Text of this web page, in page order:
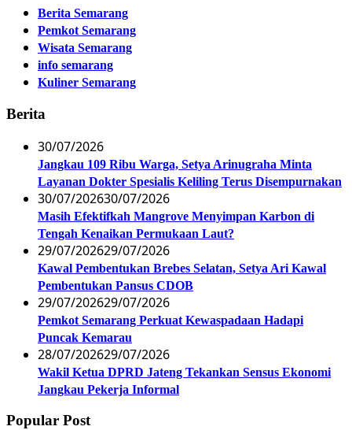
Berita Semarang
Pemkot Semarang
Wisata Semarang
info semarang
Kuliner Semarang
Berita
30/07/2026
Jangkau 109 Ribu Warga, Setya Arinugraha Minta
Layanan Dokter Spesialis Keliling Terus Disempurnakan
30/07/202630/07/2026
Masih Efektifkah Mangrove Menyimpan Karbon di
Tengah Kenaikan Permukaan Laut?
29/07/202629/07/2026
Kawal Pembentukan Brebes Selatan, Setya Ari Kawal
Pembentukan Pansus CDOB
29/07/202629/07/2026
Pemkot Semarang Perkuat Kewaspadaan Hadapi
Puncak Kemarau
28/07/202629/07/2026
Wakil Ketua DPRD Jateng Tekankan Sensus Ekonomi
Jangkau Pekerja Informal
Popular Post